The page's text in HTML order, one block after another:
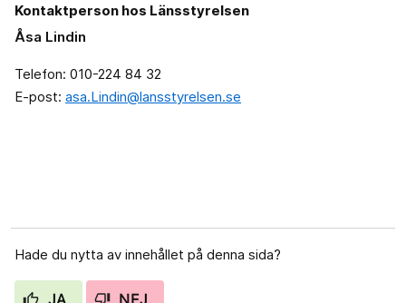
Kontaktperson hos Länsstyrelsen
Åsa Lindin
Telefon: 010-224 84 32
E-post: asa.Lindin@lansstyrelsen.se
Hade du nytta av innehållet på denna sida?
JA NEJ